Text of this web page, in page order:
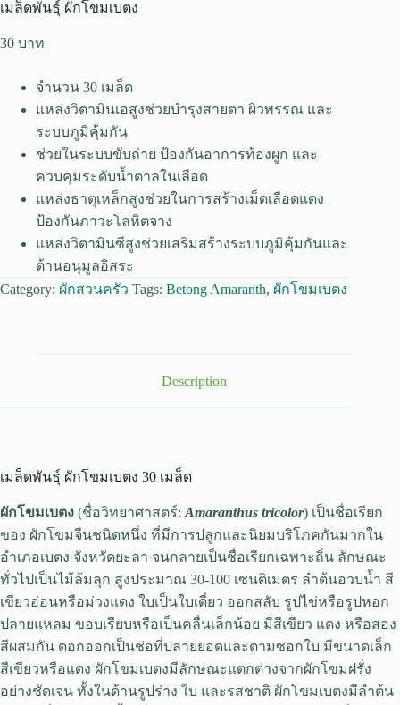
เมล็ดพันธุ์ ผักโขมเบตง
30
จำนวน 30 เมล็ด
แหล่งวิตามินเอสูงช่วยบำรุงสายตา ผิวพรรณ และ
ระบบภูมิคุ้มกัน
ช่วยในระบบขับถ่าย ป้องกันอาการท้องผูก และ
ควบคุมระดับน้ำตาลในเลือด
แหล่งธาตุเหล็กสูงช่วยในการสร้างเม็ดเลือดแดง
ป้องกันภาวะโลหิตจาง
แหล่งวิตามินซีสูงช่วยเสริมสร้างระบบภูมิคุ้มกันและ
ต้านอนุมูลอิสระ
Category: ผักสวนครัว Tags: Betong Amaranth, ผักโขมเบตง
Description
เมล็ดพันธุ์ ผักโขมเบตง 30 เมล็ด
ผักโขมเบตง (ชื่อวิทยาศาสตร์: Amaranthus tricolor) เป็นชื่อเรียก
ของ ผักโขมจีนชนิดหนึ่ง ที่มีการปลูกและนิยมบริโภคกันมากใน
อำเภอเบตง จังหวัดยะลา จนกลายเป็นชื่อเรียกเฉพาะถิ่น ลักษณะ
ทั่วไปเป็นไม้ล้มลุก สูงประมาณ 30-100 เซนติเมตร ลำต้นอวบน้ำ สี
เขียวอ่อนหรือม่วงแดง ใบเป็นใบเดี่ยว ออกสลับ รูปไข่หรือรูปหอก
ปลายแหลม ขอบเรียบหรือเป็นคลื่นเล็กน้อย มีสีเขียว แดง หรือสอง
สีผสมกัน ดอกออกเป็นช่อที่ปลายยอดและตามซอกใบ มีขนาดเล็ก
สีเขียวหรือแดง ผักโขมเบตงมีลักษณะแตกต่างจากผักโขมฝรั่ง
อย่างชัดเจน ทั้งในด้านรูปร่าง ใบ และรสชาติ ผักโขมเบตงมีลำต้น